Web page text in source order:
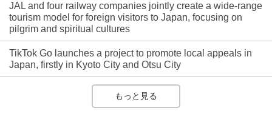
JAL and four railway companies jointly create a wide-range
tourism model for foreign visitors to Japan, focusing on
pilgrim and spiritual cultures
TikTok Go launches a project to promote local appeals in
Japan, firstly in Kyoto City and Otsu City
もっと見る